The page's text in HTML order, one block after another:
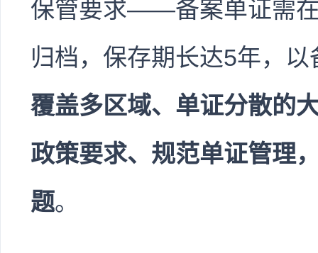
保管要求——备案单证需
归档，保存期长达5年，
覆盖多区域、单证分散的
政策要求、规范单证管理
题。